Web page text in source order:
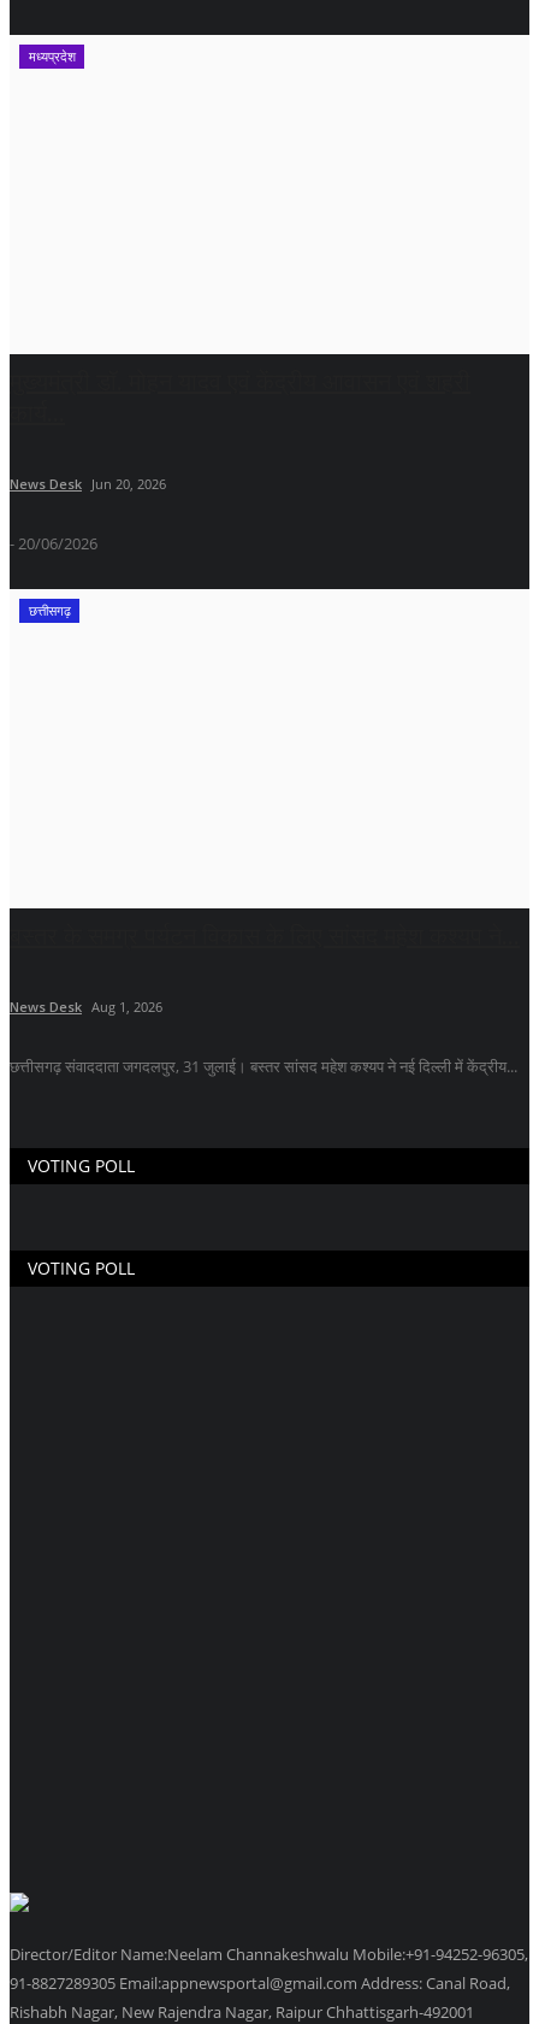
मध्यप्रदेश
News Desk Jun 20, 2026
- 20/06/2026
छत्तीसगढ़
News Desk Aug 1, 2026
छत्तीसगढ़ संवाददाता जगदलपुर, 31 जुलाई। बस्तर सांसद महेश कश्यप ने नई दिल्ली में केंद्रीय...
VOTING POLL
VOTING POLL
Director/Editor Name:Neelam Channakeshwalu Mobile:+91-94252-96305,
91-8827289305 Email:appnewsportal@gmail.com Address: Canal Road,
Rishabh Nagar, New Rajendra Nagar, Raipur Chhattisgarh-492001